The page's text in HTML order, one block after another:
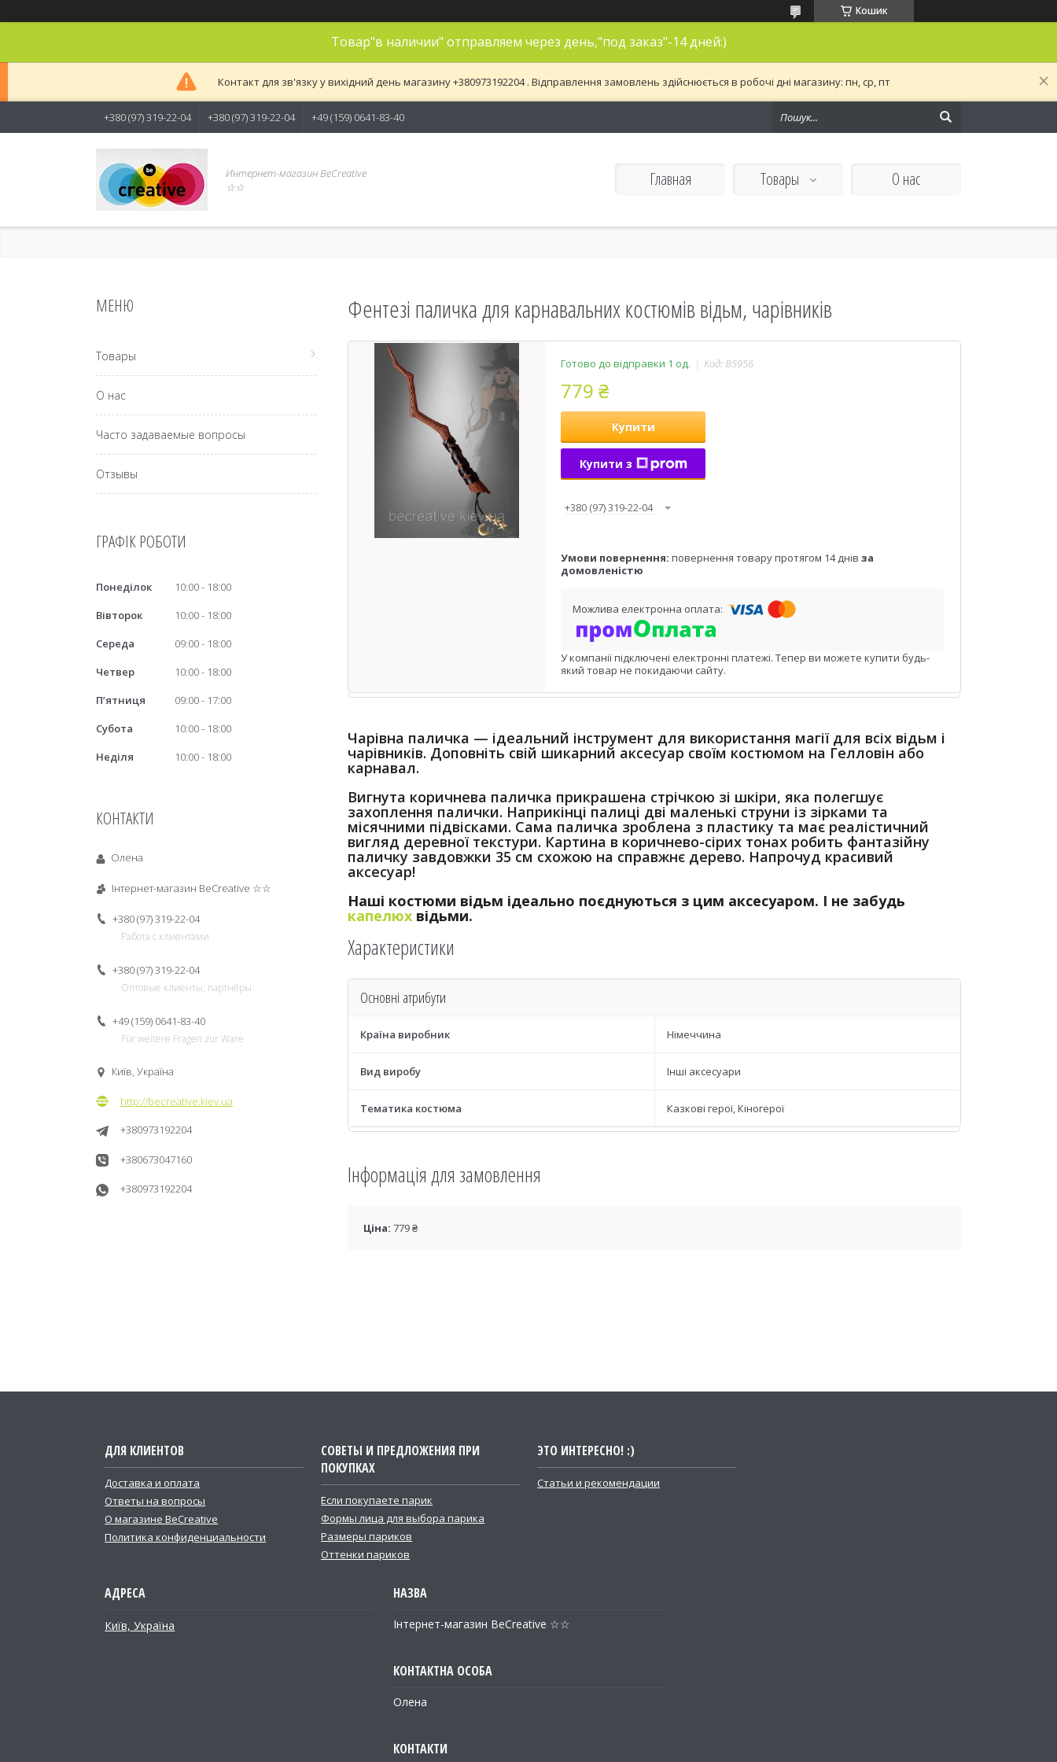
Кошик
Товар"в наличии" отправляем через день,"под заказ"-14 дней:)
Контакт для зв'язку у вихідний день магазину +380973192204 . Відправлення замовлень здійснюється в робочі дні магазину: пн, ср, пт
+380 (97) 319-22-04 +380 (97) 319-22-04 +49 (159) 0641-83-40
Интернет-магазин BeCreative
☆☆
Главная Товары О нас
Фентезі паличка для карнавальних костюмів відьм, чарівників
Готово до відправки 1 од. Код: B5956
779 ₴
Купити
Купити з
+380 (97) 319-22-04
повернення товару протягом 14 днів за
домовленістю
У компанії підключені електронні платежі. Тепер ви можете купити будь-
який товар не покидаючи сайту.
Чарівна паличка — ідеальний інструмент для використання магії для всіх відьм і
чарівників. Доповніть свій шикарний аксесуар своїм костюмом на Гелловін або
карнавал.
Вигнута коричнева паличка прикрашена стрічкою зі шкіри, яка полегшує
захоплення палички. Наприкінці палиці дві маленькі струни із зірками та
місячними підвісками. Сама паличка зроблена з пластику та має реалістичний
вигляд деревної текстури. Картина в коричнево-сірих тонах робить фантазійну
паличку завдовжки 35 см схожою на справжнє дерево. Напрочуд красивий
аксесуар!
Наші костюми відьм ідеально поєднуються з цим аксесуаром. І не забудь
капелюх відьми.
Характеристики
Основні атрибути
Країна виробник Німеччина
Вид виробу Інші аксесуари
Тематика костюма Казкові герої, Кіногерої
Інформація для замовлення
Ціна: 779 ₴
Товары
О нас
Часто задаваемые вопросы
Отзывы
ГРАФІК РОБОТИ
Понеділок 10:00
18:00
Вівторок
10:00
18:00
Середа
09:00
18:00
Четвер
10:00
18:00
Пʼятниця
09:00
17:00
Субота
10:00
18:00
Неділя
10:00 18:00
КОНТАКТИ
Олена
Інтернет-магазин BeCreative ☆☆
+380 (97) 319-22-04
Работа с клиентами
+380 (97) 319-22-04
Оптовые клиенты, партнёры
+49 (159) 0641-83-40
Für weitere Fragen zur Ware
Київ, Україна
http://becreative.kiev.ua
+380973192204
+380673047160
+380973192204
ДЛЯ КЛИЕНТОВ
Доставка и оплата
Ответы на вопросы
О магазине BeCreative
Политика конфиденциальности
СОВЕТЫ И ПРЕДЛОЖЕНИЯ ПРИ
ПОКУПКАХ
Если покупаете парик
Формы лица для выбора парика
Размеры париков
Оттенки париков
ЭТО ИНТЕРЕСНО! :)
Статьи и рекомендации
Київ, Україна Інтернет-магазин BeCreative ☆☆
Олена